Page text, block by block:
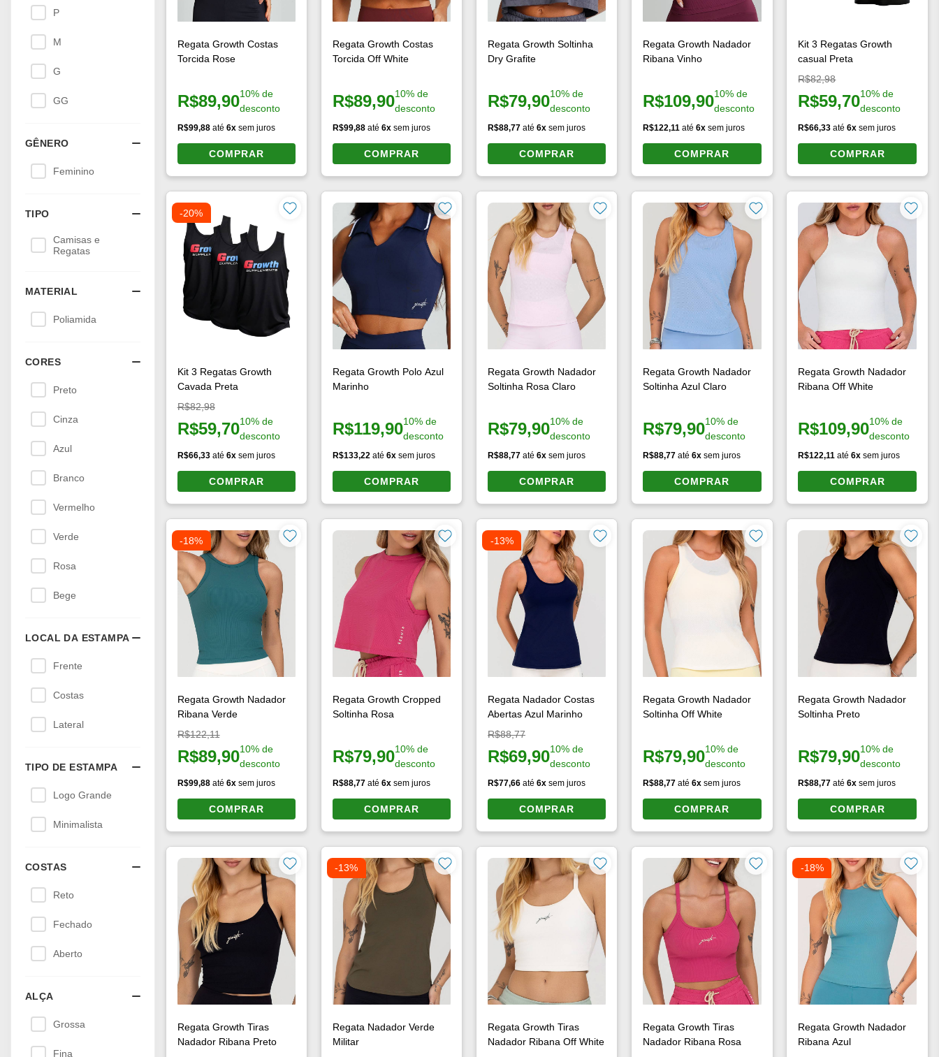
P
M
G
GG
GÊNERO
Feminino
TIPO
Camisas e
Regatas
MATERIAL
Poliamida
CORES
Preto
Cinza
Azul
Branco
Vermelho
Verde
Rosa
Bege
LOCAL DA ESTAMPA
Frente
Costas
Lateral
TIPO DE ESTAMPA
Logo Grande
Minimalista
COSTAS
Reto
Fechado
Aberto
ALÇA
Grossa
Fina
Regata Growth Costas
Torcida Rose
Preço à vista:
R$89,9010% de
desconto
R$99,88até 6xsem juros
COMPRAR
Regata Growth Costas
Torcida Off White
Preço à vista:
R$89,9010% de
desconto
R$99,88até 6xsem juros
COMPRAR
Regata Growth Soltinha
Dry Grafite
Preço à vista:
R$79,9010% de
desconto
R$88,77 até6x sem juros
COMPRAR
Regata Growth Nadador
Ribana Vinho
Preço à vista:
R$109,9010% de
desconto
R$122,11 até6x sem juros
COMPRAR
Kit 3 Regatas Growth
casual Preta
Preço original:
R$82,98
Preço à vista:
R$59,7010% de
desconto
R$66,33 até6x sem juros
COMPRAR
-20%
Kit 3 Regatas Growth
Cavada Preta
Preço original:
R$82,98
Preço à vista:
R$59,7010% de
desconto
R$66,33até 6xsem juros
COMPRAR
Regata Growth Polo Azul
Marinho
Preço à vista:
R$119,9010% de
desconto
R$133,22até 6xsem juros
COMPRAR
Regata Growth Nadador
Soltinha Rosa Claro
Preço à vista:
R$79,9010% de
desconto
R$88,77 até6x sem juros
COMPRAR
Regata Growth Nadador
Soltinha Azul Claro
Preço à vista:
R$79,9010% de
desconto
R$88,77 até6x sem juros
COMPRAR
Regata Growth Nadador
Ribana Off White
Preço à vista:
R$109,9010% de
desconto
R$122,11 até6x sem juros
COMPRAR
-18%
Regata Growth Nadador
Ribana Verde
Preço original:
R$122,11
Preço à vista:
R$89,9010% de
desconto
R$99,88até 6xsem juros
COMPRAR
Regata Growth Cropped
Soltinha Rosa
Preço à vista:
R$79,9010% de
desconto
R$88,77até 6xsem juros
COMPRAR
-13%
Regata Nadador Costas
Abertas Azul Marinho
Preço original:
R$88,77
Preço à vista:
R$69,9010% de
desconto
R$77,66 até6x sem juros
COMPRAR
Regata Growth Nadador
Soltinha Off White
Preço à vista:
R$79,9010% de
desconto
R$88,77 até6x sem juros
COMPRAR
Regata Growth Nadador
Soltinha Preto
Preço à vista:
R$79,9010% de
desconto
R$88,77 até6x sem juros
COMPRAR
Regata Growth Tiras
Nadador Ribana Preto
-13%
Regata Nadador Verde
Militar
Regata Growth Tiras
Nadador Ribana Off White
Regata Growth Tiras
Nadador Ribana Rosa
-18%
Regata Growth Nadador
Ribana Azul